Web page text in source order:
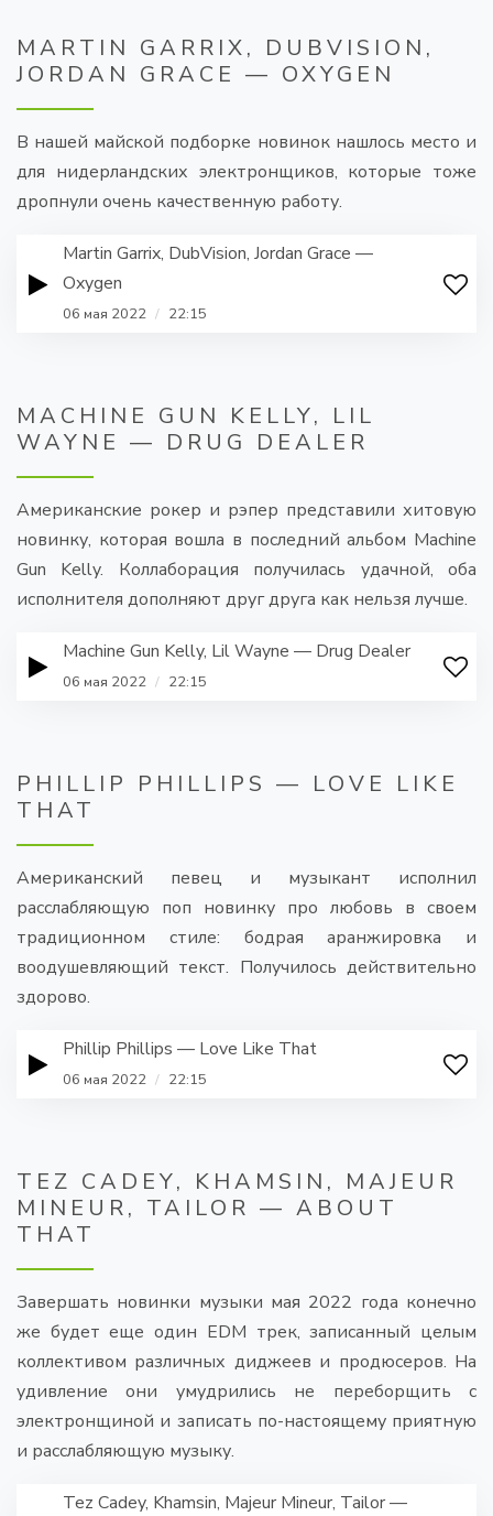
MARTIN GARRIX, DUBVISION,
JORDAN GRACE — OXYGEN
В нашей майской подборке новинок нашлось место и
для нидерландских электронщиков, которые тоже
дропнули очень качественную работу.
Martin Garrix, DubVision, Jordan Grace —
Oxygen
06 мая 2022 / 22:15
MACHINE GUN KELLY, LIL
WAYNE — DRUG DEALER
Американские рокер и рэпер представили хитовую
новинку, которая вошла в последний альбом Machine
Gun Kelly. Коллаборация получилась удачной, оба
исполнителя дополняют друг друга как нельзя лучше.
Machine Gun Kelly, Lil Wayne — Drug Dealer
06 мая 2022 / 22:15
PHILLIP PHILLIPS — LOVE LIKE
THAT
Американский певец и музыкант исполнил
расслабляющую поп новинку про любовь в своем
традиционном стиле: бодрая аранжировка и
воодушевляющий текст. Получилось действительно
здорово.
Phillip Phillips — Love Like That
06 мая 2022 / 22:15
TEZ CADEY, KHAMSIN, MAJEUR
MINEUR, TAILOR — ABOUT
THAT
Завершать новинки музыки мая 2022 года конечно
же будет еще один EDM трек, записанный целым
коллективом различных диджеев и продюсеров. На
удивление они умудрились не переборщить с
электронщиной и записать по-настоящему приятную
и расслабляющую музыку.
Tez Cadey, Khamsin, Majeur Mineur, Tailor —